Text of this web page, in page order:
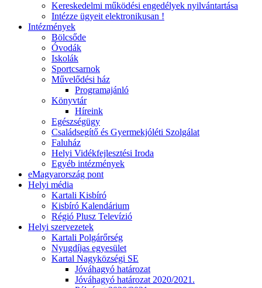
Kereskedelmi működési engedélyek nyilvántartása
Intézze ügyeit elektronikusan !
Intézmények
Bölcsőde
Óvodák
Iskolák
Sportcsarnok
Művelődési ház
Programajánló
Könyvtár
Híreink
Egészségügy
Családsegítő és Gyermekjóléti Szolgálat
Faluház
Helyi Vidékfejlesztési Iroda
Egyéb intézmények
eMagyarország pont
Helyi média
Kartali Kisbíró
Kisbíró Kalendárium
Régió Plusz Televízió
Helyi szervezetek
Kartali Polgárőrség
Nyugdíjas egyesület
Kartal Nagyközségi SE
Jóváhagyó határozat
Jóváhagyó határozat 2020/2021.